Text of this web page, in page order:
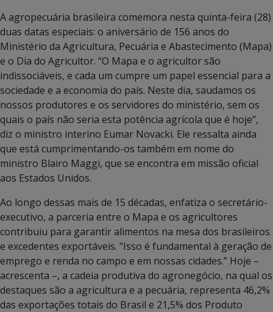
A agropecuária brasileira comemora nesta quinta-feira (28)
duas datas especiais: o aniversário de 156 anos do
Ministério da Agricultura, Pecuária e Abastecimento (Mapa)
e o Dia do Agricultor. “O Mapa e o agricultor são
indissociáveis, e cada um cumpre um papel essencial para a
sociedade e a economia do país. Neste dia, saudamos os
nossos produtores e os servidores do ministério, sem os
quais o país não seria esta potência agrícola que é hoje”,
diz o ministro interino Eumar Novacki. Ele ressalta ainda
que está cumprimentando-os também em nome do
ministro Blairo Maggi, que se encontra em missão oficial
aos Estados Unidos.
Ao longo dessas mais de 15 décadas, enfatiza o secretário-
executivo, a parceria entre o Mapa e os agricultores
contribuiu para garantir alimentos na mesa dos brasileiros
e excedentes exportáveis. “Isso é fundamental à geração de
emprego e renda no campo e em nossas cidades.” Hoje –
acrescenta –, a cadeia produtiva do agronegócio, na qual os
destaques são a agricultura e a pecuária, representa 46,2%
das exportações totais do Brasil e 21,5% dos Produto